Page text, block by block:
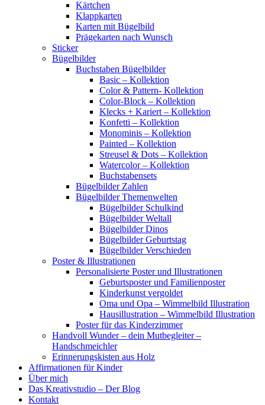
Kärtchen
Klappkarten
Karten mit Bügelbild
Prägekarten nach Wunsch
Sticker
Bügelbilder
Buchstaben Bügelbilder
Basic – Kollektion
Color & Pattern- Kollektion
Color-Block – Kollektion
Klecks + Kariert – Kollektion
Konfetti – Kollektion
Monominis – Kollektion
Painted – Kollektion
Streusel & Dots – Kollektion
Watercolor – Kollektion
Buchstabensets
Bügelbilder Zahlen
Bügelbilder Themenwelten
Bügelbilder Schulkind
Bügelbilder Weltall
Bügelbilder Dinos
Bügelbilder Geburtstag
Bügelbilder Verschieden
Poster & Illustrationen
Personalisierte Poster und Illustrationen
Geburtsposter und Familienposter
Kinderkunst vergoldet
Oma und Opa – Wimmelbild Illustration
Hausillustration – Wimmelbild Illustration
Poster für das Kinderzimmer
Handvoll Wunder – dein Mutbegleiter –
Handschmeichler
Erinnerungskisten aus Holz
Affirmationen für Kinder
Über mich
Das Kreativstudio – Der Blog
Kontakt